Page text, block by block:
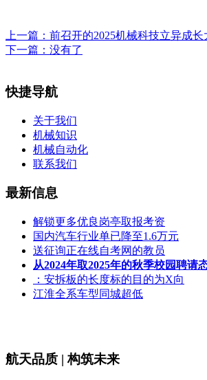
上一篇： 前召开的2025机械科技立异成
下一篇：没有了
快捷导航
关于我们
机械知识
机械自动化
联系我们
最新信息
解锁更多优良岗亭取报考资
国内汽车行业单已降至1.6万元
送征询正在线自考网的教员
从2024年取2025年的秋季校园聘请
：安拆板的长度标的目的为X向
江淮全系车型同城超低
航天品质 | 构筑未来